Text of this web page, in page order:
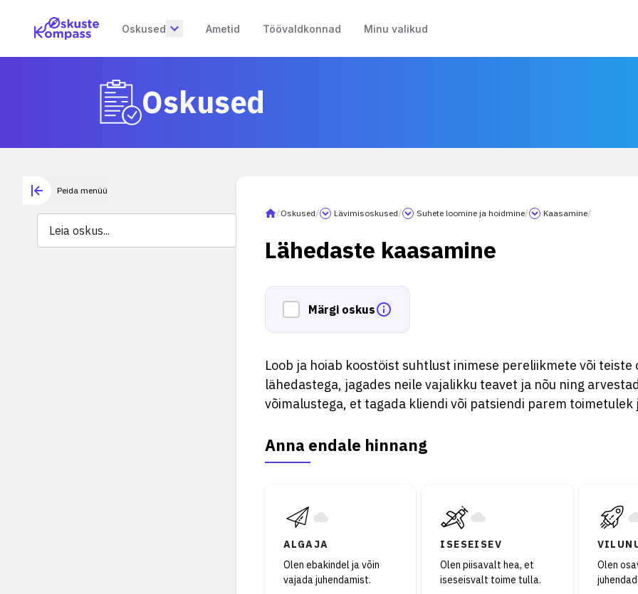
Oskused Ametid Töövaldkonnad Minu valikud
Oskused
Peida menüü
/Oskused/ Lävimisoskused/ Suhete loomine ja hoidmine/ Kaasamine/
Lähedaste kaasamine
Märgi oskus
Loob ja hoiab koostöist suhtlust inimese pereliikmete või teiste
lähedastega, jagades neile vajalikku teavet ja nõu ning
võimalustega, et tagada kliendi või patsiendi parem toimetulek
Anna endale hinnang
ALGAJA
Olen ebakindel ja võin
vajada juhendamist.
ISESEISEV
Olen piisavalt hea, et
iseseisvalt toime tulla.
Olen